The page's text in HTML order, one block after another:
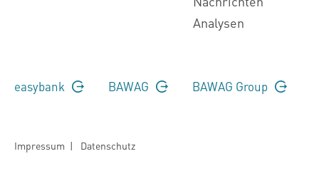
Analysen
easybank BAWAG BAWAG Group
Impressum | Datenschutz